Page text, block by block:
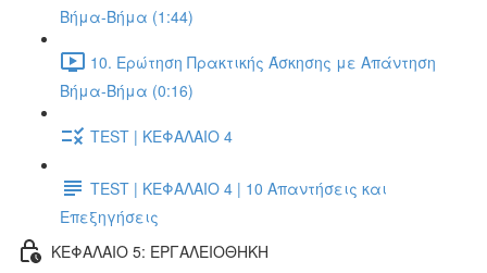
Βήμα-Βήμα (1:44)
10. Ερώτηση Πρακτικής Άσκησης με Απάντηση
Βήμα-Βήμα (0:16)
TEST | ΚΕΦΑΛΑΙΟ 4
TEST | ΚΕΦΑΛΑΙΟ 4 | 10 Απαντήσεις και
Επεξηγήσεις
ΚΕΦΑΛΑΙΟ 5: ΕΡΓΑΛΕΙΟΘΗΚΗ